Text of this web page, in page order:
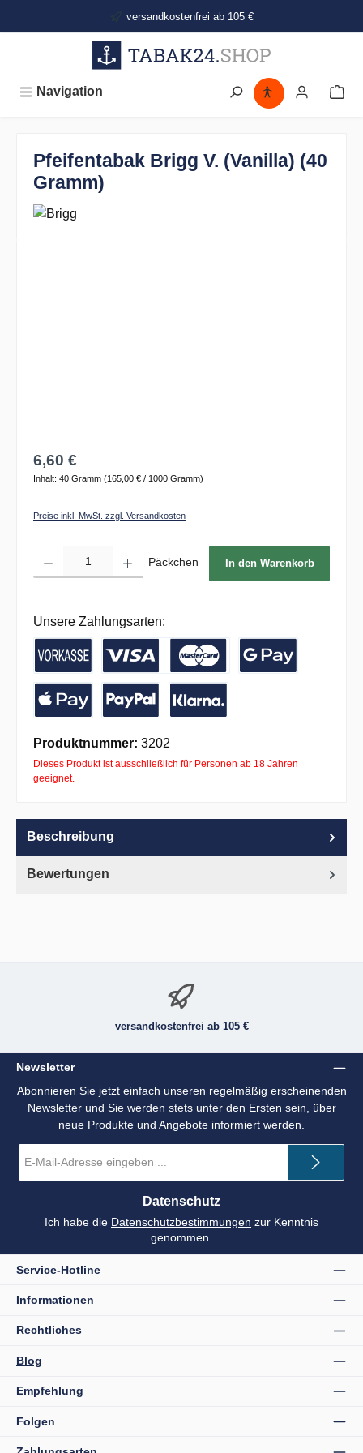
versandkostenfrei ab 105 €
Navigation
Pfeifentabak Brigg V. (Vanilla) (40
Gramm)
6,60 €
Inhalt: 40 Gramm (165,00 € / 1000 Gramm)
Preise inkl. MwSt. zzgl. Versandkosten
Päckchen In den Warenkorb
Unsere Zahlungsarten:
Vorkasse / Banküberweisung
Kreditkarte
Produktnummer: 3202
Dieses Produkt ist ausschließlich für Personen ab 18 Jahren
geeignet.
Beschreibung
Bewertungen
versandkostenfrei ab 105 €
Newsletter
Abonnieren Sie jetzt einfach unseren regelmäßig erscheinenden
Newsletter und Sie werden stets unter den Ersten sein, über
neue Produkte und Angebote informiert werden.
Mail-
*
Datenschutz
Ich habe die Datenschutzbestimmungen zur Kenntnis
genommen.
Service-Hotline
Informationen
Rechtliches
Blog
Empfehlung
Folgen